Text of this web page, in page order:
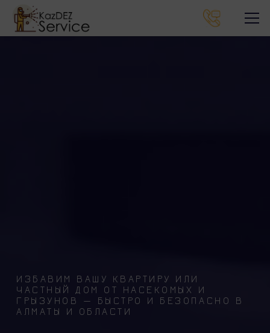
ИЗБАВИМ ВАШУ КВАРТИРУ ИЛИ
ЧАСТНЫЙ ДОМ ОТ НАСЕКОМЫХ И
ГРЫЗУНОВ — БЫСТРО И БЕЗОПАСНО В
АЛМАТЫ И ОБЛАСТИ